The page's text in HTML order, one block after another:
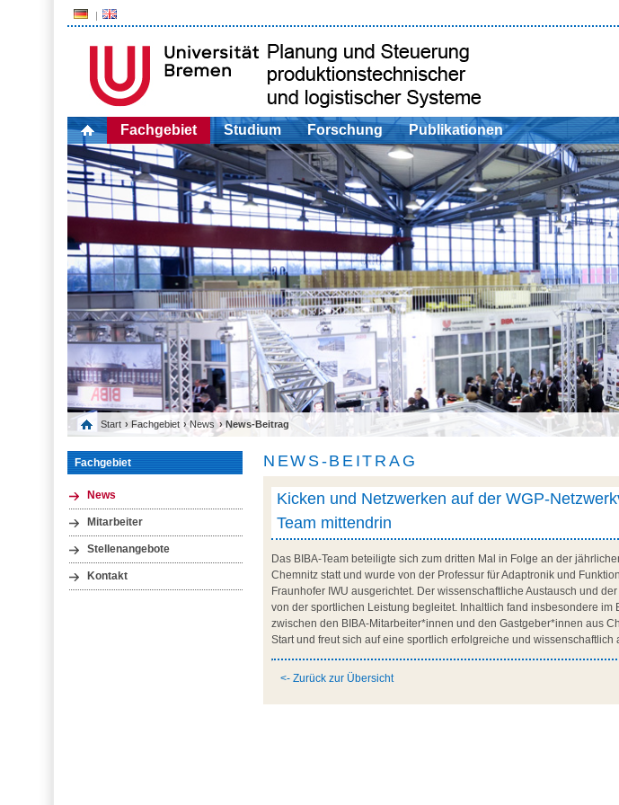
Fachgebiet Studium Forschung Publikationen
Start › Fachgebiet ›News › News-Beitrag
Fachgebiet
News
Mitarbeiter
Stellenangebote
Kontakt
NEWS-BEITRAG
Kicken und Netzwerken auf der WGP-
Team mittendrin
Das BIBA-Team beteiligte sich zum dritten Mal in Folge an der
Chemnitz statt und wurde von der Professur für Adaptronik und
Fraunhofer IWU ausgerichtet. Der wissenschaftliche Austausch und
von der sportlichen Leistung begleitet. Inhaltlich fand insbesondere
zwischen den BIBA-Mitarbeiter*innen und den Gastgeber*innen aus
Start und freut sich auf eine sportlich erfolgreiche und wissenschaftlich
<- Zurück zur Übersicht